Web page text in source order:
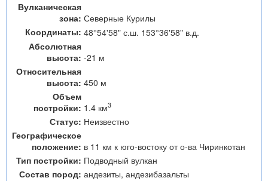
Вулканическая
зона: Северные Курилы
Координаты: 48°54'58" с.ш. 153°36'58" в.д.
Абсолютная
высота: -21 м
Относительная
высота: 450 м
Объем
постройки: 1.4 км3
Статус: Неизвестно
Географическое
положение: в 11 км к юго-востоку от о-ва Чиринкотан
Тип постройки: Подводный вулкан
Состав пород: андезиты, андезибазальты